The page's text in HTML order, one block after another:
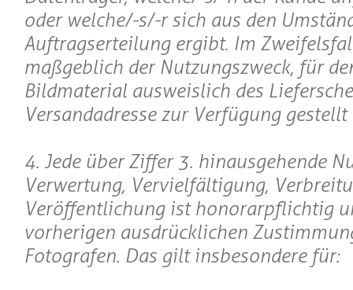
oder welche/-s/-r sich aus den
Auftragserteilung ergibt. Im
maßgeblich der Nutzungszweck, für
Bildmaterial ausweislich des
Versandadresse zur Verfügung
4. Jede über Ziffer 3. hinausgehende
Verwertung, Vervielfältigung,
Veröffentlichung ist honorarpflichtig
vorherigen ausdrücklichen
Fotografen. Das gilt insbesondere für: